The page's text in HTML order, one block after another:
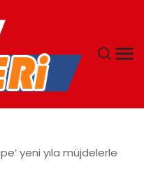
yeni yıla müjdelerle